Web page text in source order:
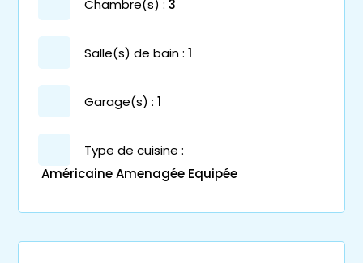
chambre(s) : 3
salle(s) de bain : 1
garage(s) : 1
Type de cuisine :
Américaine Amenagée Equipée